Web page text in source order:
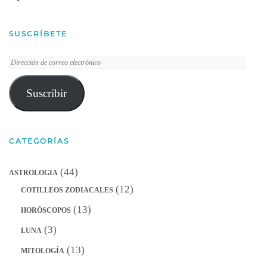
SUSCRÍBETE
Dirección
de
correo
electrónico
Suscribir
CATEGORÍAS
ASTROLOGIA (44)
COTILLEOS ZODIACALES (12)
HORÓSCOPOS (13)
LUNA (3)
MITOLOGÍA (13)